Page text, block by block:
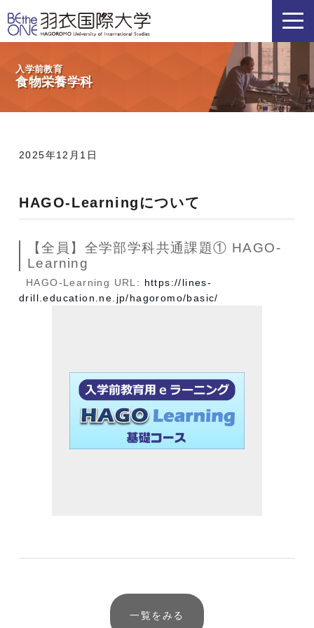
入学前教育
食物栄養学科
2025年12月1日
HAGO-Learningについて
【全員】全学部学科共通課題① HAGO-
Learning
HAGO-Learning URL: https://lines-
drill.education.ne.jp/hagoromo/basic/
一覧をみる